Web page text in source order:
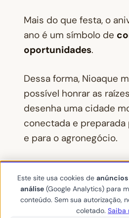
Mais do que festa, o
ano é um símbolo de
oportunidades.
Dessa forma, Nioaque
possível honrar as
desenha uma cidade
conectada e
e para o agronegócio.
cada mateiro e cada
parte deste capítulo.
Este site usa cookies de anúncios
análise(Google Analytics) para
conteúdo. Sem sua autorização,
coletado. Saiba